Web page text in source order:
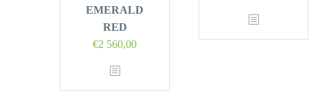
EMERALD
RED
Oorspronkelijke
was:
€3
€2 560,00Huidige
€2